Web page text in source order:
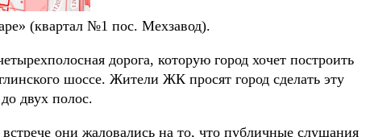
(квартал №1 пос. Мехзавод).
дорога, которую город хочет построить
шоссе. Жители ЖК просят город сделать эту
двух полос.
они жаловались на то, что публичные слушания